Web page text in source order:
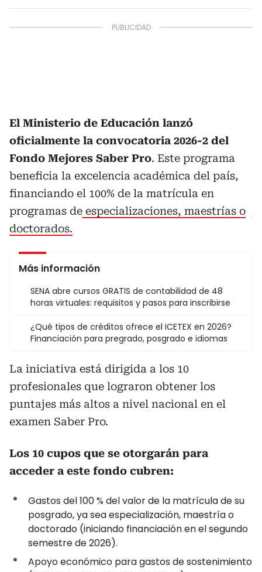
El Ministerio de Educación lanzó
oficialmente la convocatoria 2026-2 del
Fondo Mejores Saber Pro. Este programa
beneficia la excelencia académica del país,
financiando el 100% de la matrícula en
programas de especializaciones, maestrías o
doctorados.
Más información
SENA abre cursos GRATIS de contabilidad de 48
horas virtuales: requisitos y pasos para inscribirse
¿Qué tipos de créditos ofrece el ICETEX en 2026?
Financiación para pregrado, posgrado e idiomas
La iniciativa está dirigida a los 10
profesionales que lograron obtener los
puntajes más altos a nivel nacional en el
examen Saber Pro.
Los 10 cupos que se otorgarán para
acceder a este fondo cubren:
Gastos del 100 % del valor de la matrícula de su
posgrado, ya sea especialización, maestría o
doctorado (iniciando financiación en el segundo
semestre de 2026).
Apoyo económico para gastos de sostenimiento